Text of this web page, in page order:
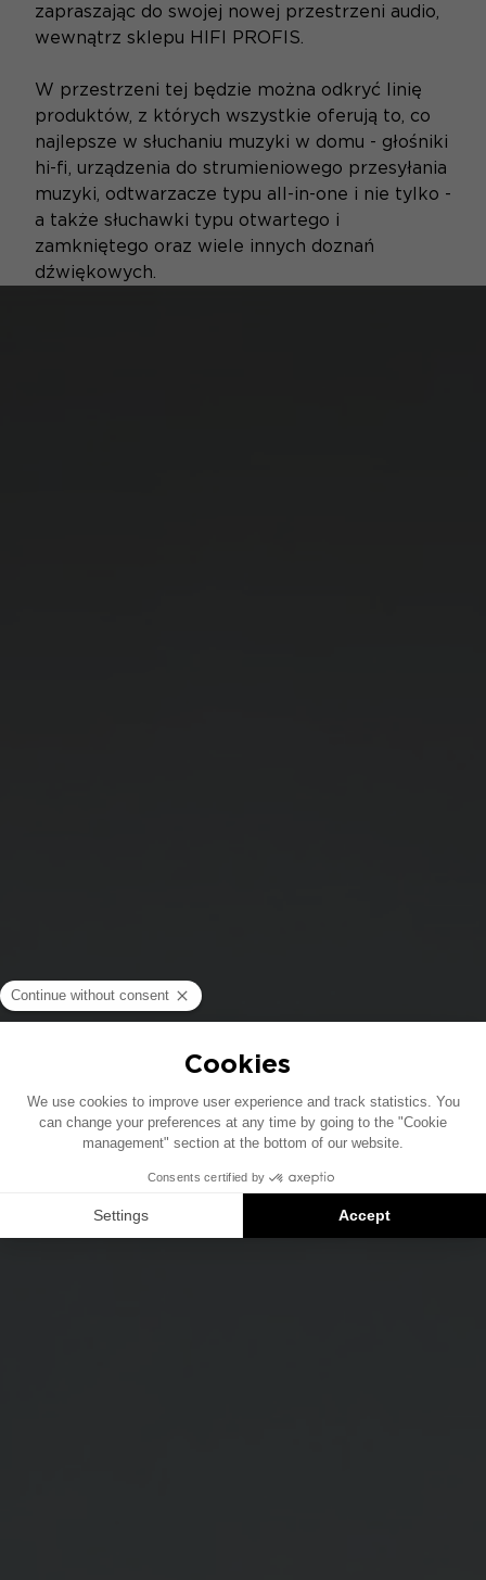
zapraszając do swojej nowej przestrzeni audio,
wewnątrz sklepu HIFI PROFIS.
W przestrzeni tej będzie można odkryć linię
produktów, z których wszystkie oferują to, co
najlepsze w słuchaniu muzyki w domu - głośniki
hi-fi, urządzenia do strumieniowego przesyłania
muzyki, odtwarzacze typu all-in-one i nie tylko -
a także słuchawki typu otwartego i
zamkniętego oraz wiele innych doznań
dźwiękowych.